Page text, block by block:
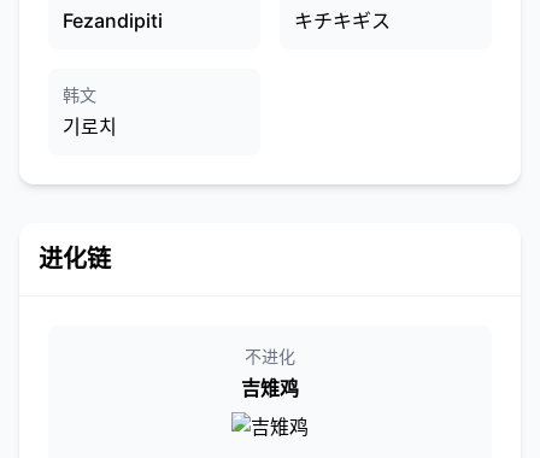
Fezandipiti キチキギス
韩文
기로치
进化链
不进化
吉雉鸡